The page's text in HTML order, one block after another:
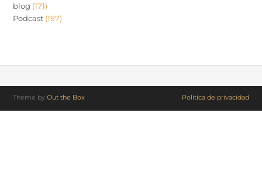
blog (171)
Podcast (197)
Theme by Out the Box Política de privacidad